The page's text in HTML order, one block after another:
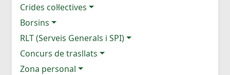
Crides col·lectives
Borsins
RLT (Serveis Generals i SPI)
Concurs de trasllats
Zona personal